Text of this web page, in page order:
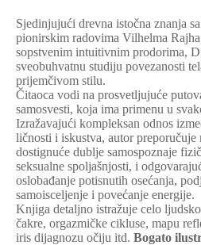
Sjedinjujući drevna istočna znanja
pionirskim radovima Vilhelma
sopstvenim intuitivnim prodorima,
sveobuhvatnu studiju povezanosti
prijemčivom stilu.
Čitaoca vodi na prosvetljujuće
samosvesti, koja ima primenu u
Izražavajući kompleksan odnos
ličnosti i iskustva, autor preporučuje
dostignuće dublje samospoznaje
seksualne spoljašnjosti, i
oslobađanje potisnutih osećanja,
samoisceljenje i povećanje energije.
Knjiga detaljno istražuje celo
čakre, orgazmičke cikluse, mapu
iris dijagnozu očiju itd. Bogato